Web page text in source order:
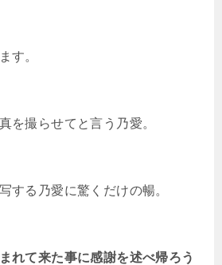
す。
を撮らせてと言う乃愛。
する乃愛に驚くだけの暢。
れて来た事に感謝を述べ帰ろう